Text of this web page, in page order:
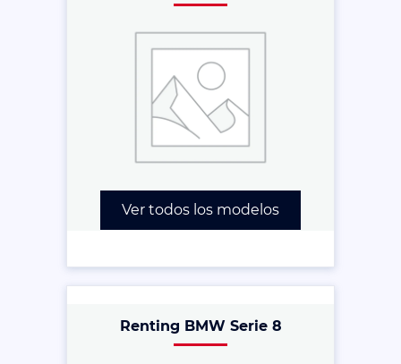
Ver todos los modelos
Renting BMW Serie 8